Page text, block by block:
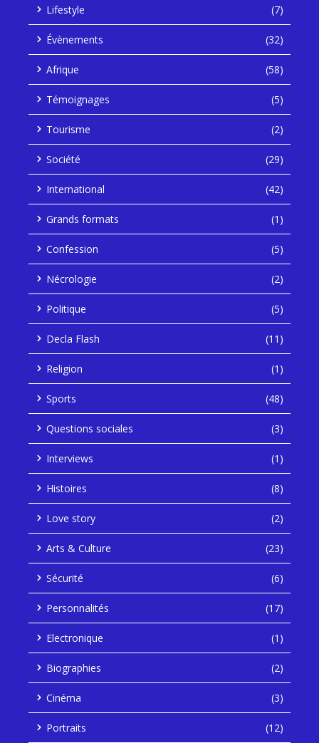
Lifestyle (7)
Évènements (32)
Afrique (58)
Témoignages (5)
Tourisme (2)
Société (29)
International (42)
Grands formats (1)
Confession (5)
Nécrologie (2)
Politique (5)
Decla Flash (11)
Religion (1)
Sports (48)
Questions sociales (3)
Interviews (1)
Histoires (8)
Love story (2)
Arts & Culture (23)
Sécurité (6)
Personnalités (17)
Electronique (1)
Biographies (2)
Cinéma (3)
Portraits (12)